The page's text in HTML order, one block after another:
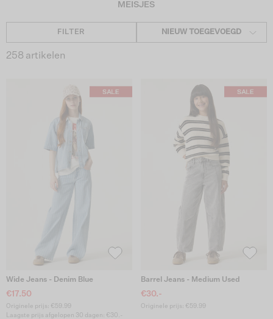
MEISJES
FILTER NIEUW TOEGEVOEGD
258 artikelen
Wide Jeans - Denim Blue
€17.50
Originele prijs: €59.99
Laagste prijs afgelopen 30 dagen: €30.-
Barrel Jeans - Medium Used
€30.-
Originele prijs: €59.99